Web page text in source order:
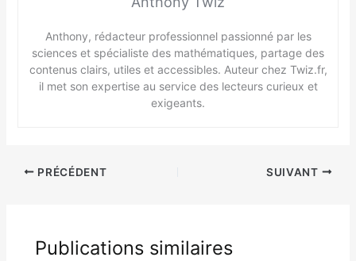
Anthony, rédacteur professionnel passionné par les
sciences et spécialiste des mathématiques, partage des
contenus clairs, utiles et accessibles. Auteur chez Twiz.fr,
il met son expertise au service des lecteurs curieux et
exigeants.
PRÉCÉDENT SUIVANT
Publications similaires